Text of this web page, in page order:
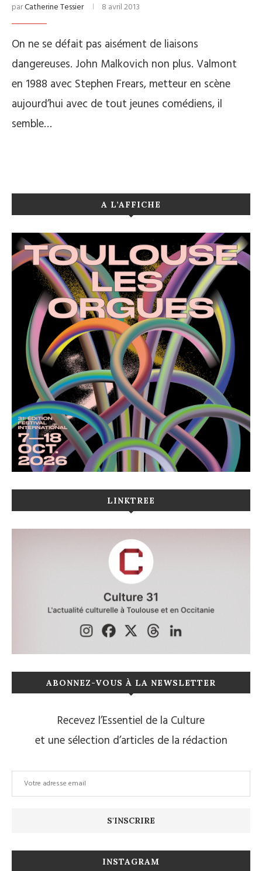
parCatherine Tessier 8 avril 2013
On ne se défait pas aisément de liaisons
dangereuses. John Malkovich non plus. Valmont
en 1988 avec Stephen Frears, metteur en scène
aujourd’hui avec de tout jeunes comédiens, il
semble…
A L’AFFICHE
LINKTREE
ABONNEZ-VOUS À LA NEWSLETTER
Recevez l’Essentiel de la Culture
et une sélection d’articles de la rédaction
INSTAGRAM